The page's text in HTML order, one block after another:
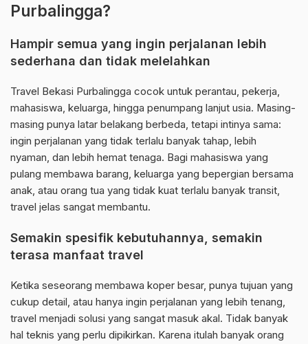
Purbalingga?
Hampir semua yang ingin perjalanan lebih
sederhana dan tidak melelahkan
Travel Bekasi Purbalingga cocok untuk perantau, pekerja,
mahasiswa, keluarga, hingga penumpang lanjut usia. Masing-
masing punya latar belakang berbeda, tetapi intinya sama:
ingin perjalanan yang tidak terlalu banyak tahap, lebih
nyaman, dan lebih hemat tenaga. Bagi mahasiswa yang
pulang membawa barang, keluarga yang bepergian bersama
anak, atau orang tua yang tidak kuat terlalu banyak transit,
travel jelas sangat membantu.
Semakin spesifik kebutuhannya, semakin
terasa manfaat travel
Ketika seseorang membawa koper besar, punya tujuan yang
cukup detail, atau hanya ingin perjalanan yang lebih tenang,
travel menjadi solusi yang sangat masuk akal. Tidak banyak
hal teknis yang perlu dipikirkan. Karena itulah banyak orang